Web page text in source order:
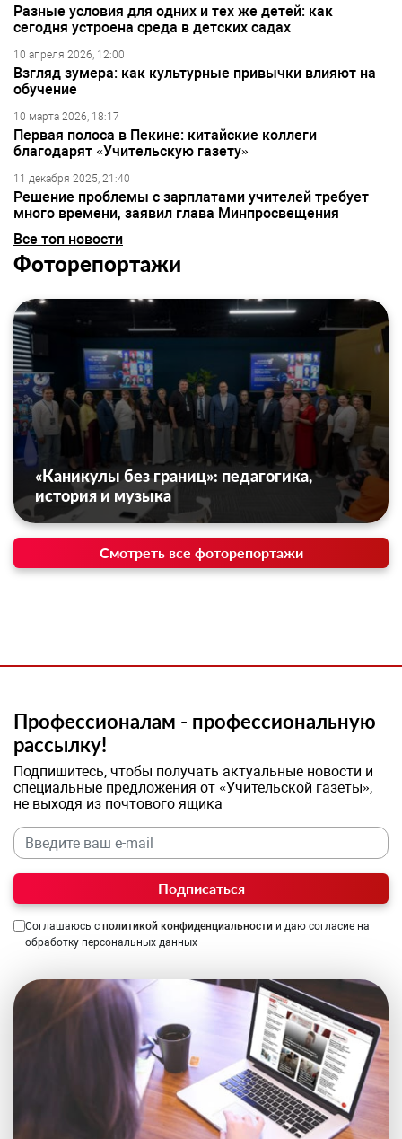
Разные условия для одних и тех же детей: как
сегодня устроена среда в детских садах
10 апреля 2026, 12:00
Взгляд зумера: как культурные привычки влияют на
обучение
10 марта 2026, 18:17
Первая полоса в Пекине: китайские коллеги
благодарят «Учительскую газету»
11 декабря 2025, 21:40
Решение проблемы с зарплатами учителей требует
много времени, заявил глава Минпросвещения
Все топ новости
Фоторепортажи
«Каникулы без границ»: педагогика,
история и музыка
Смотреть все фоторепортажи
Профессионалам - профессиональную
рассылку!
Подпишитесь, чтобы получать актуальные новости и
специальные предложения от «Учительской газеты»,
не выходя из почтового ящика
Подписаться
Соглашаюсь с политикой конфиденциальности и даю согласие на
обработку персональных данных